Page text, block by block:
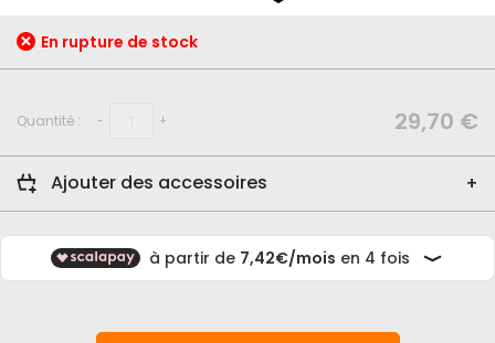
de
la
En rupture de stock
Quantité : - + 29,70 €
Ajouter des accessoires